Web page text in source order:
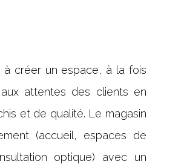
à créer un espace, à la fois
attentes des clients en
et de qualité. Le magasin
(accueil, espaces de
optique) avec un